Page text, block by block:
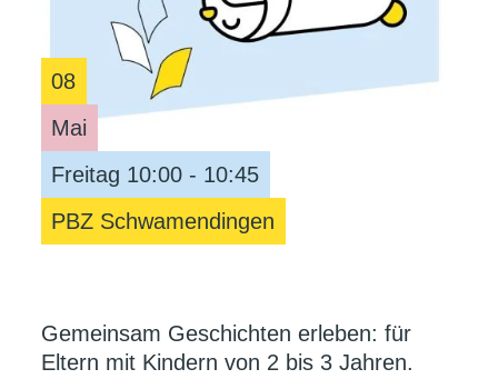
08
Mai
Freitag 10:00 - 10:45
PBZ Schwamendingen
Gemeinsam Geschichten erleben: für
Eltern mit Kindern von 2 bis 3 Jahren.